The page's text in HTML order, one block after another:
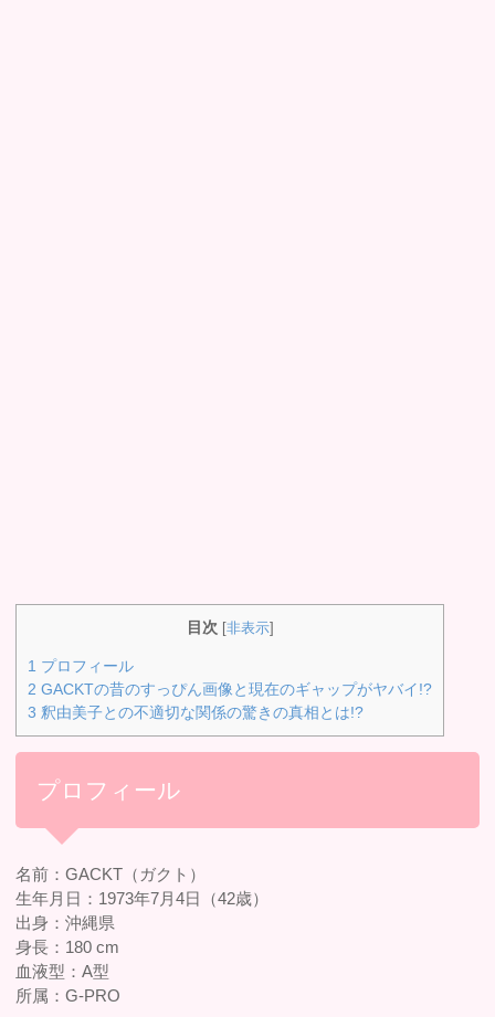
目次 [非表示]
1 プロフィール
2 GACKTの昔のすっぴん画像と現在のギャップがヤバイ!?
3 釈由美子との不適切な関係の驚きの真相とは!?
プロフィール
名前：GACKT（ガクト）
生年月日：1973年7月4日（42歳）
出身：沖縄県
身長：180 cm
血液型：A型
所属：G-PRO